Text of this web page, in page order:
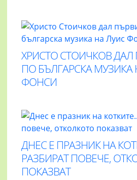
ХРИСТО СТОИЧКОВ ДАЛ
ПО БЪЛГАРСКА МУЗИКА
ФОНСИ
ДНЕС Е ПРАЗНИК НА
РАЗБИРАТ ПОВЕЧЕ,
ПОКАЗВАТ